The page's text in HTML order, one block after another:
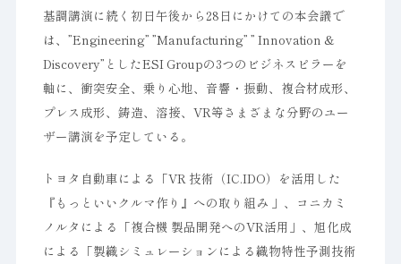
基調講演に続く初日午後から28日にかけての本会議で
は、”Engineering” ”Manufacturing” ” Innovation &
Discovery”としたESI Groupの3つのビジネスピラーを
軸に、衝突安全、乗り心地、音響・振動、複合材成形、
プレス成形、鋳造、溶接、VR等さまざまな分野のユー
ザー講演を予定している。
トヨタ自動車による「VR 技術（IC.IDO）を活用した
『もっといいクルマ作り』への取り組み 」、コニカミ
ノルタによる「複合機 製品開発へのVR活用」、旭化成
による「製織シミュレーションによる織物特性予測技術